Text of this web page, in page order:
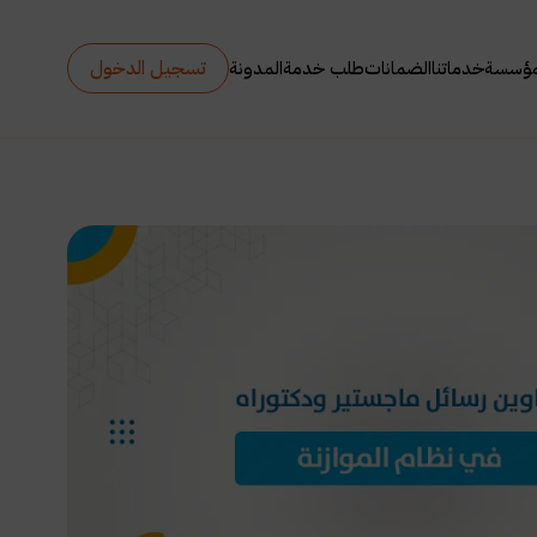
خدماتناالضماناتطلب خدمةالمدونة تسجيل الدخول